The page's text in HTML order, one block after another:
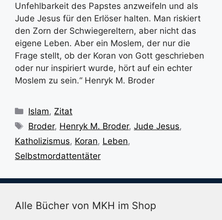
Unfehlbarkeit des Papstes anzweifeln und als
Jude Jesus für den Erlöser halten. Man riskiert
den Zorn der Schwiegereltern, aber nicht das
eigene Leben. Aber ein Moslem, der nur die
Frage stellt, ob der Koran von Gott geschrieben
oder nur inspiriert wurde, hört auf ein echter
Moslem zu sein.“ Henryk M. Broder
Kategorien
Islam, Zitat
Schlagwörter
Broder, Henryk M. Broder,Jude Jesus,
Katholizismus, Koran, Leben,
Selbstmordattentäter
Alle Bücher von MKH im Shop